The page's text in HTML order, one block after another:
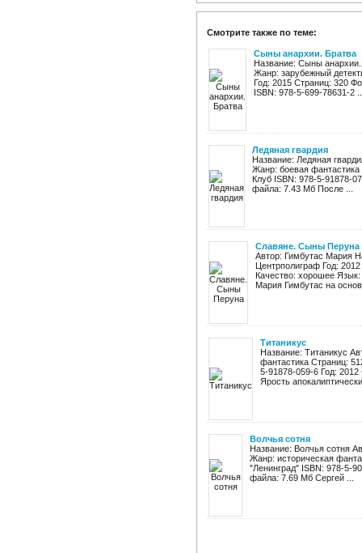
Смотрите также по теме:
Сыны анархии. Братва
Название: Сыны
Жанр: зарубежный
Год: 2015 Страниц: 320
ISBN: 978-5-699-78631-2
Ледяная гвардия
Название: Ледяная
Жанр: боевая фантастика
Клуб ISBN: 978-5-91878-
файла: 7.43 Мб После ...
Славяне. Сыны Перуна
Автор: Гимбутас Мария
Центрполиграф Год:
Качество: хорошее
Мария Гимбутас на
Титаникус
Название: Титаникус
фантастика Страниц:
5-91878-059-6 Год:
Ярость
Волчья сотня
Название: Волчья сотня
Жанр: историческая
"Ленинград" ISBN: 978-5-
файла: 7.69 Мб Сергей ...